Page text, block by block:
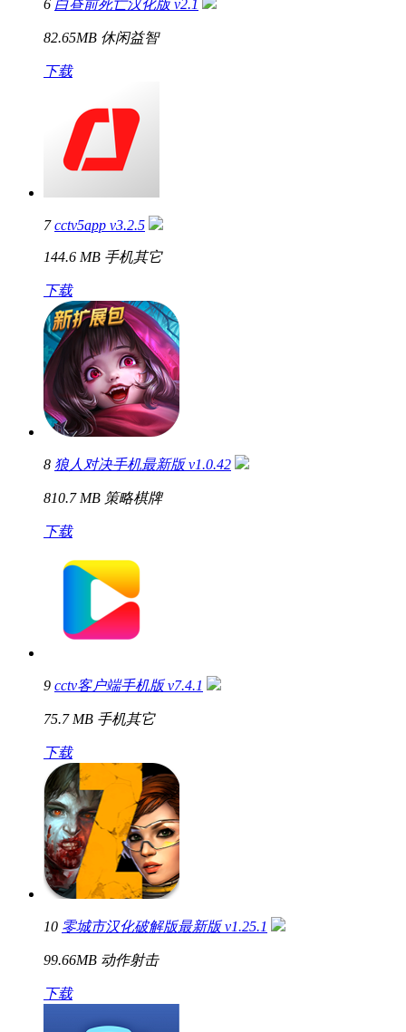
6 白昼前死亡汉化版 v2.1
82.65MB 休闲益智
下载
7 cctv5app v3.2.5
144.6 MB 手机其它
下载
8 狼人对决手机最新版 v1.0.42
810.7 MB 策略棋牌
下载
9 cctv客户端手机版 v7.4.1
75.7 MB 手机其它
下载
10 零城市汉化破解版最新版 v1.25.1
99.66MB 动作射击
下载